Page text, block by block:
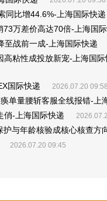
同比增44.6%-上海国际快递
73万差价高达70倍-上海国
至战前一成-上海国际快递
粘性成投放新宠-上海国际
国际快递 2026.07.20 09:58
单量腰斩客服全线报错-上
俏-上海国际快递
与年龄核验成核心核查方
2026.07.20 09:45